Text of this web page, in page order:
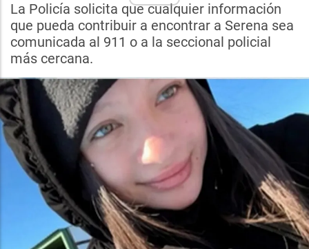
La Policía solicita que cualquier información
que pueda contribuir a encontrar a Serena sea
comunicada al 911 o a la seccional policial
más cercana.